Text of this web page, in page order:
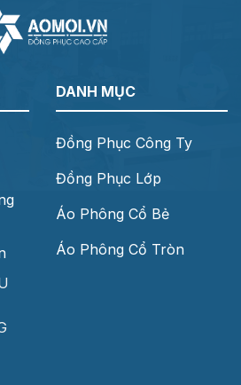
DANH MỤC
Đồng Phục Công Ty
Đồng Phục Lớp
Áo Phông Cổ Bẻ
Áo Phông Cổ Tròn